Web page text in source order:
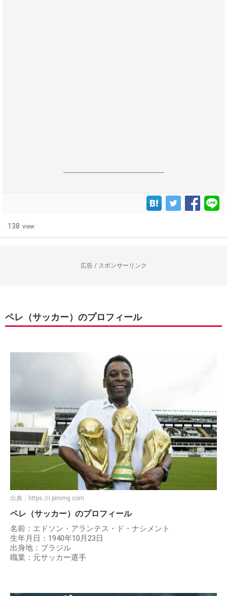
------------------------------------------------------------------
138 view
広告 / スポンサーリンク
ペレ（サッカー）のプロフィール
出典： https://i.pinimg.com
ペレ（サッカー）のプロフィール
名前：エドソン・アランテス・ド・ナシメント
生年月日：1940年10月23日
出身地：ブラジル
職業：元サッカー選手